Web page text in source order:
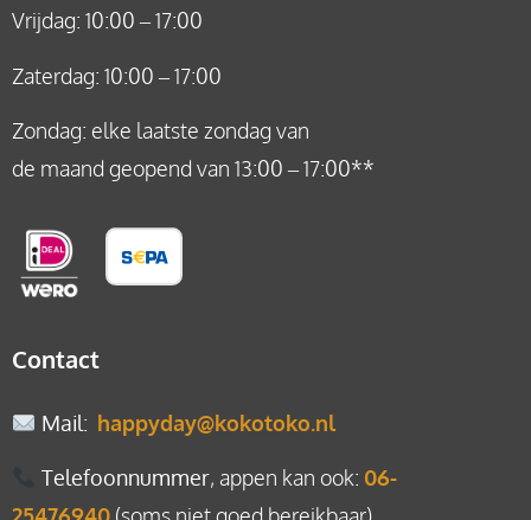
Vrijdag: 10:00 – 17:00
Zaterdag: 10:00 – 17:00
Zondag: elke laatste zondag van
de maand geopend van 13:00 – 17:00**
Contact
Mail: happyday@kokotoko.nl
Telefoonnummer, appen kan ook: 06-